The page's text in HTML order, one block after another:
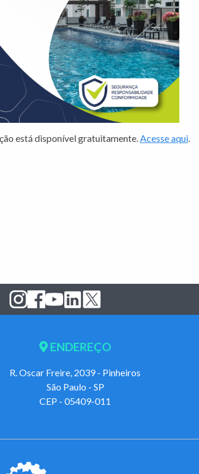
está disponível gratuitamente.Acesse aqui.
ENDEREÇO
R. Oscar Freire, 2039 - Pinheiros
São Paulo - SP
CEP - 05409-011